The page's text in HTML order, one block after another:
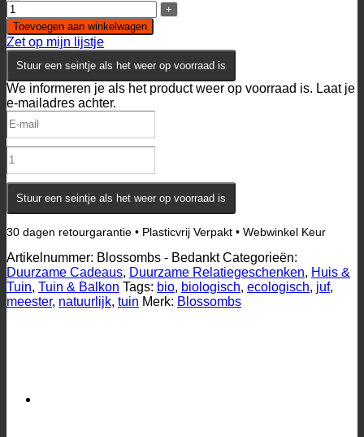
Toevoegen aan winkelwagen
Zet op mijn lijstje
Stuur een seintje als het weer op voorraad is
We informeren je als het product weer op voorraad is. Laat je
e-mailadres achter.
Stuur een seintje als het weer op voorraad is
30 dagen retourgarantie • Plasticvrij Verpakt • Webwinkel Keur
Artikelnummer: Blossombs - Bedankt Categorieën:
Duurzame Cadeaus, Duurzame Relatiegeschenken, Huis &
Tuin, Tuin & Balkon Tags: bio, biologisch, ecologisch, juf,
meester, natuurlijk, tuin Merk: Blossombs